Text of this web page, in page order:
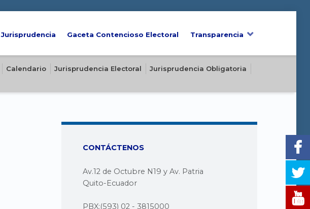
Jurisprudencia Gaceta Contencioso Electoral Transparencia
Calendario Jurisprudencia Electoral
Jurisprudencia Obligatoria
CONTÁCTENOS
Av.12 de Octubre N19 y Av. Patria
Quito-Ecuador
PBX:(593) 02 - 3815000